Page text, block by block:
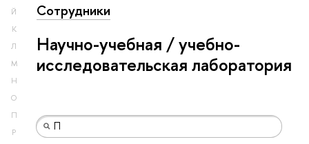
Й
К
Л
М
Н
О
П
Р
Сотрудники
Научно-учебная / учебно-
исследовательская лаборатория